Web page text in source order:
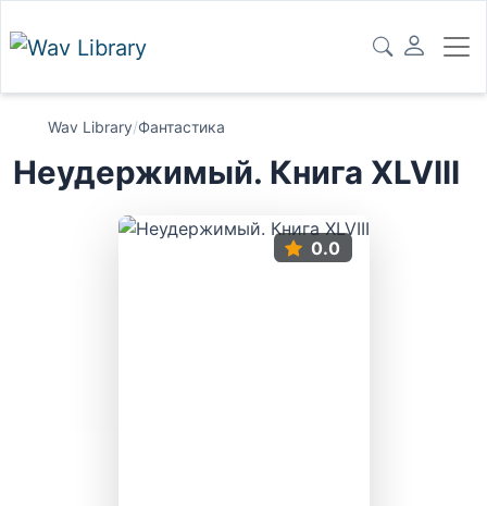
Wav Library/Фантастика
Неудержимый. Книга XLVIII
0.0